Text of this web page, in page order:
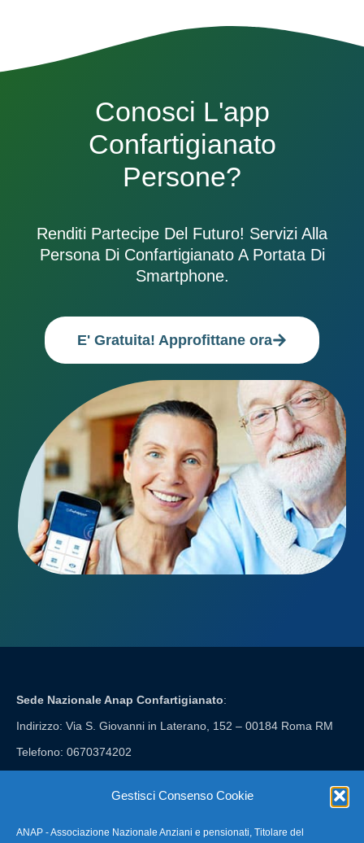
Gestisci Consenso Cookie
ANAP - Associazione Nazionale Anziani e pensionati, Titolare del
Conosci L'app
Confartigianato
Persone?
Renditi Partecipe Del Futuro! Servizi Alla
Persona Di Confartigianato A Portata Di
Smartphone.
E' Gratuita! Approfittane ora
Sede Nazionale Anap Confartigianato:
Indirizzo: Via S. Giovanni in Laterano, 152 – 00184 Roma RM
Telefono: 0670374202